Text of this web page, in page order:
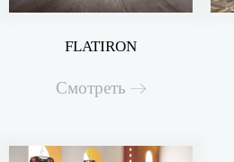
FLATIRON
Смотреть